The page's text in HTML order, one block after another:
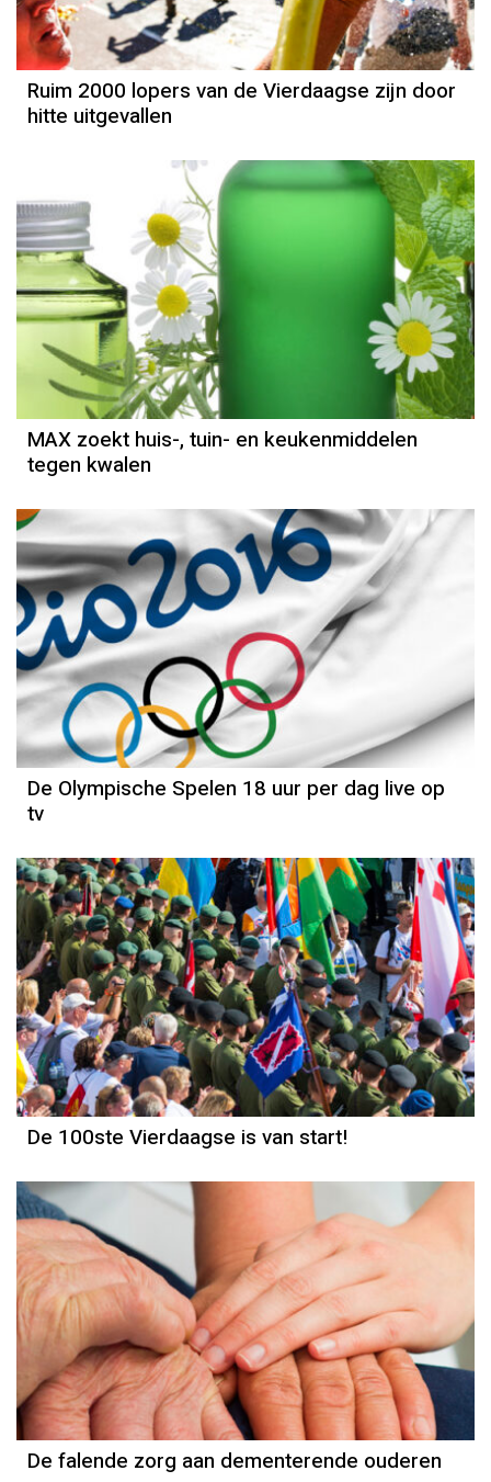
Ruim 2000 lopers van de Vierdaagse zijn door
hitte uitgevallen
MAX zoekt huis-, tuin- en keukenmiddelen
tegen kwalen
De Olympische Spelen 18 uur per dag live op
tv
De 100ste Vierdaagse is van start!
De falende zorg aan dementerende ouderen